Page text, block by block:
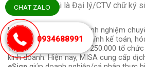
vụ (hay còn gọi là Đại lý/CTV chữ ký
MISA là đơn vị 25 năm kinh nghiệm
mềm trong lĩnh vực tài chính kế toán,
Thuế (T-VAN),… cho gần 250.000 tổ
kinh doanh. Hiện nay, MISA cung cấp
CHAT ZALO
0934688991